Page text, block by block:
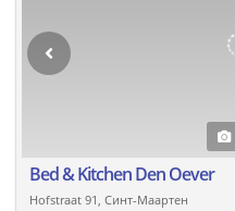
Bed & Kitchen Den Oever
Hofstraat 91, Синт-Маартен